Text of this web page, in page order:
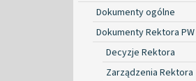
Dokumenty ogólne
Dokumenty Rektora PW
Decyzje Rektora
Zarządzenia Rektora